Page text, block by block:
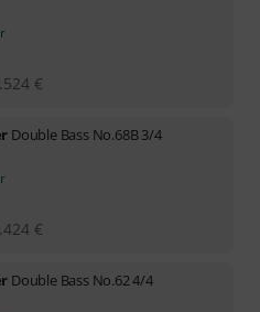
€
Double Bass No.68B 3/4
€
Double Bass No.62 4/4